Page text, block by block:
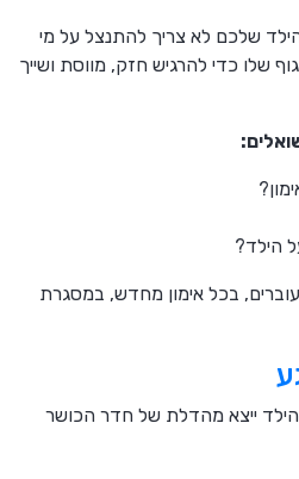
שלכם לא צריך להתנצל על מי
שלו כדי להרגיש חזק, מווסת ושייך
הילד?
בכל אימון מחדש, במסגרת
ייצא מהדלת של חדר הכושר